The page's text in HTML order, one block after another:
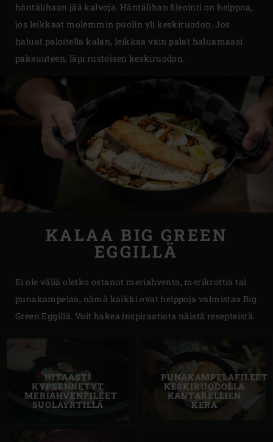
häntälihaan jää kalvoja. Häntälihan fileointi on helppoa,
jos leikkaat molemmin puolin yli keskiruodon. Jos
haluat paloitella kalan, leikkaa vain palat haluamaasi
paksuuteen, läpi rustoisen keskiruodon.
KALAA BIG GREEN
EGGILLÄ
Ei ole väliä oletko ostanut meriahventa, merikrottia tai
punakampelaa, nämä kaikki ovat helppoja valmistaa Big
Green Eggillä. Voit hakea inspiraatiota näistä resepteistä.
HITAASTI
KYPSENNETYT
MERIAHVENFILEET
SUOLAYRTILLÄ
PUNAKAMPELAFILEET
KESKIRUODOLLA
KANTARELLIEN
KERA